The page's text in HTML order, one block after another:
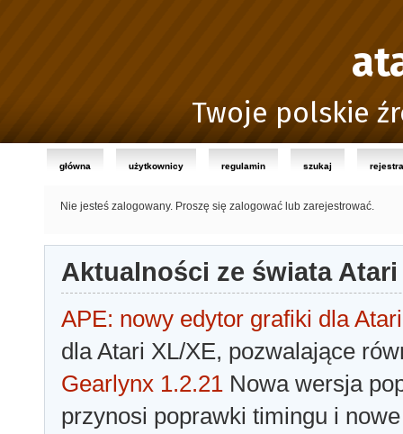
Twoje polskie
główna użytkownicy regulamin szukaj
Nie jesteś zalogowany. Proszę się zalogować lub zarejestrować.
Aktualności ze świata Atari
APE: nowy edytor grafiki dla Atari
dla Atari XL/XE, pozwalające
Gearlynx 1.2.21 Nowa wersja
przynosi poprawki timingu i